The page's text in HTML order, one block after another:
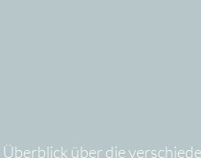
über die